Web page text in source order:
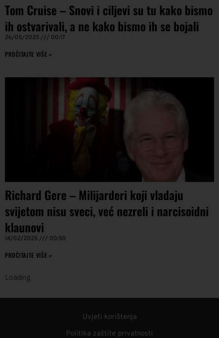
Tom Cruise – Snovi i ciljevi su tu kako bismo
ih ostvarivali, a ne kako bismo ih se bojali
26/05/2025 00:17
PROČITAJTE VIŠE »
Richard Gere – Milijarderi koji vladaju
svijetom nisu sveci, već nezreli i narcisoidni
klaunovi
14/02/2025 00:50
PROČITAJTE VIŠE »
Loading
Uvjeti korištenja
Politika zaštite privatnosti